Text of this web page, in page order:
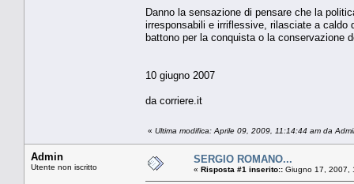
Danno la sensazione di pensare che la
irresponsabili e irriflessive, rilasciate a caldo
battono per la conquista o la conservazione
10 giugno 2007
da corriere.it
« Ultima modifica: Aprile 09, 2009, 11:14:44 am da
Admin
Utente non iscritto
SERGIO ROMANO...
« Risposta #1 inserito:: Giugno 17, 2007,